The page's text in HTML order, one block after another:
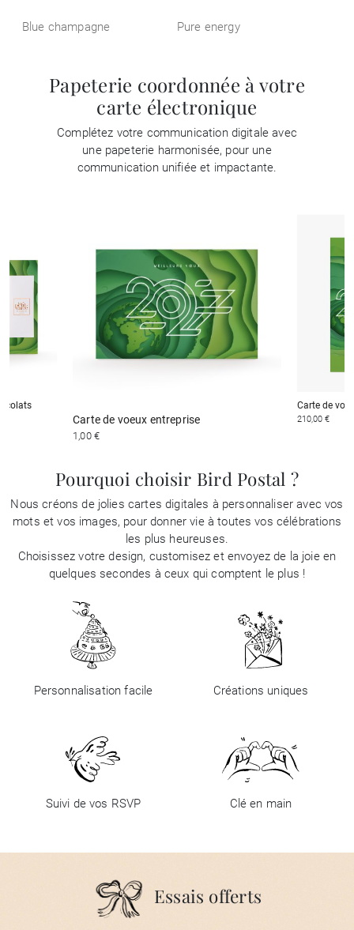
Blue champagne Pure energy
Papeterie coordonnée à votre
carte électronique
Complétez votre communication digitale avec
une papeterie harmonisée, pour une
communication unifiée et impactante.
Carte de voeux entreprise
1,00 €
Carte de
210,00 €
Pourquoi choisir Bird Postal ?
Nous créons de jolies cartes digitales à personnaliser avec vos
mots et vos images, pour donner vie à toutes vos célébrations
les plus heureuses.
Choisissez votre design, customisez et envoyez de la joie en
quelques secondes à ceux qui comptent le plus !
Personnalisation facile Créations uniques
Suivi de vos RSVP Clé en main
Essais offerts